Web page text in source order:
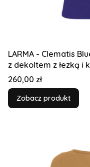
LARMA - Clematis
z dekoltem z łezką i
Cena
260,00 zł
Zobacz produkt